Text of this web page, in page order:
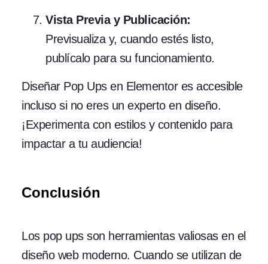
Vista Previa y Publicación:
Previsualiza y, cuando estés listo,
publícalo para su funcionamiento.
Diseñar Pop Ups en Elementor es accesible
incluso si no eres un experto en diseño.
¡Experimenta con estilos y contenido para
impactar a tu audiencia!
Conclusión
Los pop ups son herramientas valiosas en el
diseño web moderno. Cuando se utilizan de